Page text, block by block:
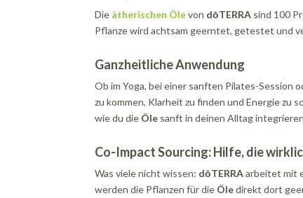
Die ätherischen Ölevon dōTERRA sind 100
Pflanze wird achtsam geerntet, getestet und
Ganzheitliche Anwendung
Ob im Yoga, bei einer sanften Pilates-Session
zu kommen, Klarheit zu finden und Energie zu
wie du die Öle sanft in deinen Alltag
Co-Impact Sourcing: Hilfe, die
Was viele nicht wissen: dōTERRAarbeitet mit
werden die Pflanzen für die Öledirekt dort